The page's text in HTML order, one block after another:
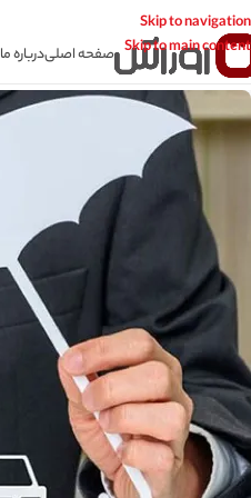
Skip to navigation
Skip to main content صفحه اصلیدرباره ما